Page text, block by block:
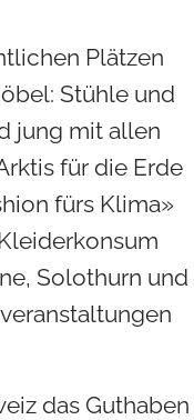
Plätzen
Stühle und
jung mit allen
für die Erde
fürs Klima»
Solothurn und
das Guthaben